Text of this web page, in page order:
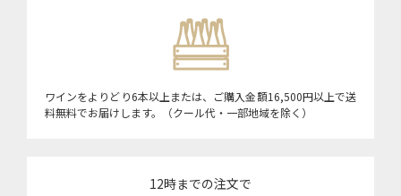
ワインをよりどり6本以上または、ご購入金額16,500円以上で送
料無料でお届けします。（クール代・一部地域を除く）
12時までの注文で